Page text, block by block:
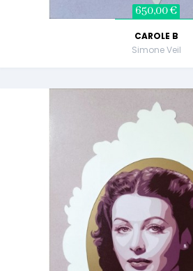
650,00 €
CAROLE B
Simone Veil